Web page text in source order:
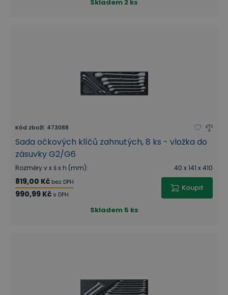
Skladem 2 ks
Kód zboží: 473088
Sada očkových klíčů zahnutých, 8 ks - vložka do
zásuvky G2/G6
Rozměry v x š x h (mm): 40 x 141 x 410
819,00 Kč bez DPH
990,99 Kč s DPH
Koupit
Skladem 5 ks